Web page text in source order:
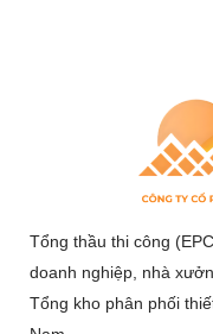
Tổng thầu thi công
doanh nghiệp, nhà
Tổng kho phân phối